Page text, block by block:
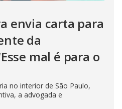
envia carta para
da
mal é para o
no interior de São Paulo,
a advogada e